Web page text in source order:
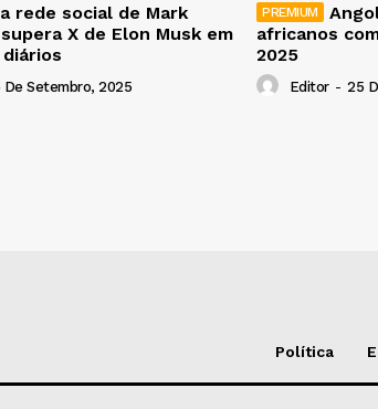
rede social de Mark
X de Elon Musk em
De Setembro, 2025
africanos
2025
Editor - 25
Política